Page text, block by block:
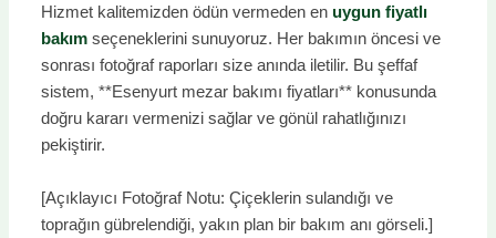
Hizmet kalitemizden ödün vermeden en uygun fiyatlı
bakım seçeneklerini sunuyoruz. Her bakımın öncesi ve
sonrası fotoğraf raporları size anında iletilir. Bu şeffaf
sistem, **Esenyurt mezar bakımı fiyatları** konusunda
doğru kararı vermenizi sağlar ve gönül rahatlığınızı
pekiştirir.
[Açıklayıcı Fotoğraf Notu: Çiçeklerin sulandığı ve
toprağın gübrelendiği, yakın plan bir bakım anı görseli.]